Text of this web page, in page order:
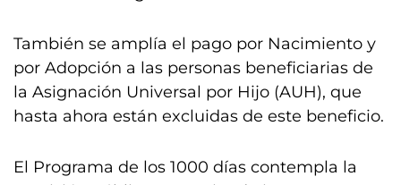
También se amplía el pago por Nacimiento y
por Adopción a las personas beneficiarias de
la Asignación Universal por Hijo (AUH), que
hasta ahora están excluidas de este beneficio.
El Programa de los 1000 días contempla la